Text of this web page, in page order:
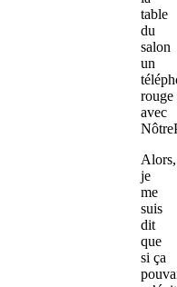
table
du
salon
un
rouge
avec
Alors,
je
me
suis
dit
que
si ça